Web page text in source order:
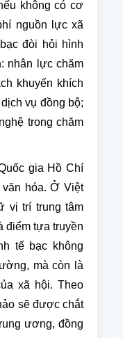
không có cơ
nguồn lực xã
đòi hỏi hình
nhân lực chăm
khuyến khích
vụ đồng bộ;
trong chăm
gia Hồ Chí
văn hóa. Ở Việt
vị trí trung tâm
điểm tựa truyền
tế bạc không
mà còn là
xã hội. Theo
sẽ được chắt
ương, đồng